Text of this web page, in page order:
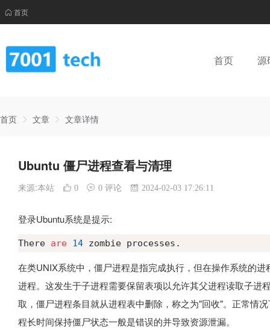
首页
首页 源
首页 文章 文章详情
Ubuntu 僵尸进程查看与清理
来源:本站 0 0 评论 2024-02-03 17:26:11
登录Ubuntu系统是提示:
There are 14 zombie processes.
在类UNIX系统中，僵尸进程是指完成执行，但在操作系统的
进程。这发生于子进程需要保留表项以允许其父进程读取子进
取，僵尸进程条目就从进程表中删除，称之为"回收"。正常情
程长时间保持僵尸状态一般是错误的并导致资源泄漏。